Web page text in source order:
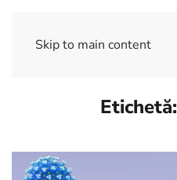
Skip to main content
Etichetă: